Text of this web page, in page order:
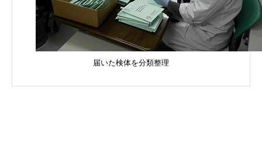
届いた検体を分類整理